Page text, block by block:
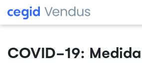
COVID-19: